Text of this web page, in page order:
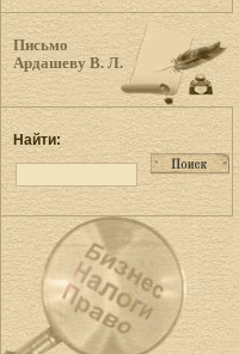
Письмо
Ардашеву В. Л.
Найти: